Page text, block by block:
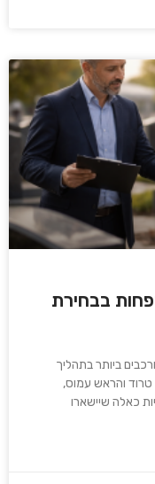
בבחירת
ביותר בתהליך
טרוד והראש עמוס,
כאלה שיישארו